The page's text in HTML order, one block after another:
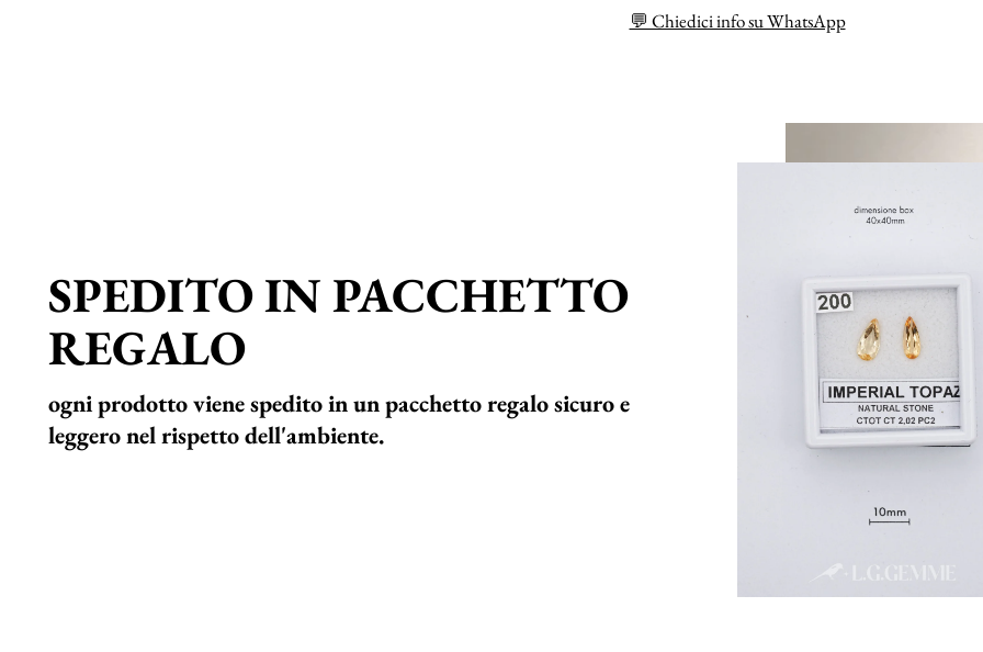
💬 Chiedici info su WhatsApp
SPEDITO IN PACCHETTO
REGALO
ogni prodotto viene spedito in un pacchetto regalo sicuro e
leggero nel rispetto dell'ambiente.